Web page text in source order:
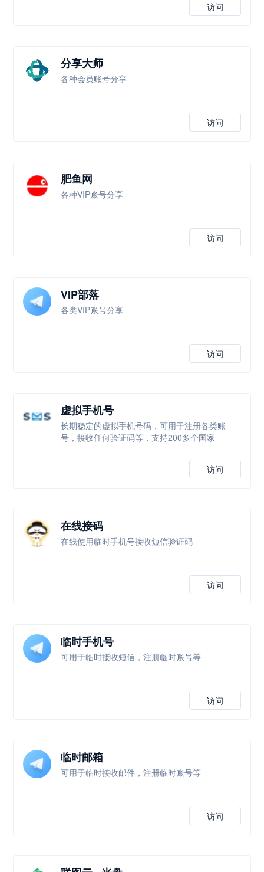
访问
分享大师
各种会员账号分享
访问
肥鱼网
各种VIP账号分享
访问
VIP部落
各类VIP账号分享
访问
虚拟手机号
长期稳定的虚拟手机号码，可用于注册各类账
号，接收任何验证码等，支持200多个国家
访问
在线接码
在线使用临时手机号接收短信验证码
访问
临时手机号
可用于临时接收短信，注册临时账号等
访问
临时邮箱
可用于临时接收邮件，注册临时账号等
访问